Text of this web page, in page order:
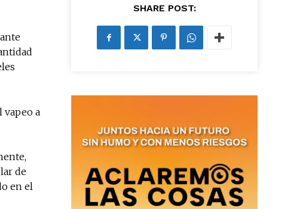
las últimas
diario y recibe todas las
reducción de daños en tu correo
vapeo a
de
en el
SHARE POST: